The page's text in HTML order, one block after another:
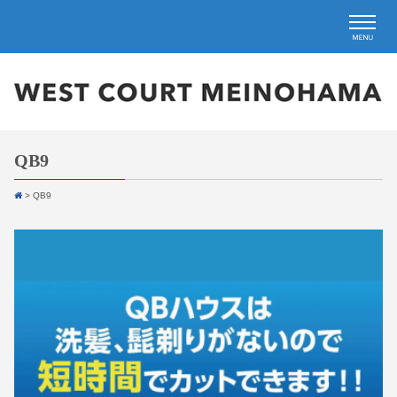
QB9
> QB9